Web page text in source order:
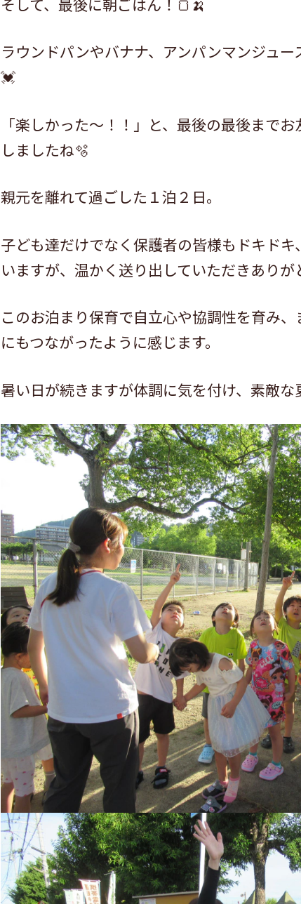
ラウンドパンやバナナ、アンパンマンジュ
💓
「楽しかった～！！」と、最後の最後まで
しましたね🫧
親元を離れて過ごした１泊２日。
子ども達だけでなく保護者の皆様もドキド
いますが、温かく送り出していただきありが
このお泊まり保育で自立心や協調性を育み
にもつながったように感じます。
暑い日が続きますが体調に気を付け、素敵